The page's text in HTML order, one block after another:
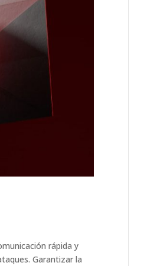
rápida y
Garantizar la